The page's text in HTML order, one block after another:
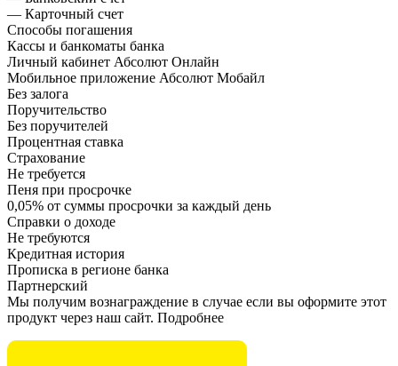
— Карточный счет
Способы погашения
Кассы и банкоматы банка
Личный кабинет Абсолют Онлайн
Мобильное приложение Абсолют Мобайл
Без залога
Поручительство
Без поручителей
Процентная ставка
Страхование
Не требуется
Пеня при просрочке
0,05% от суммы просрочки за каждый день
Справки о доходе
Не требуются
Кредитная история
Прописка в регионе банка
Партнерский
Мы получим вознаграждение в случае если вы оформите этот
продукт через наш сайт. Подробнее